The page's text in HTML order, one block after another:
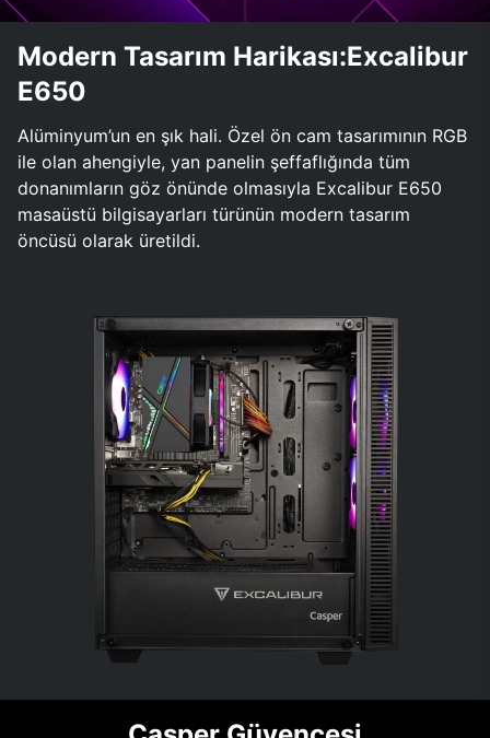
Modern Tasarım Harikası:Excalibur
E650
Alüminyum’un en şık hali. Özel ön cam tasarımının RGB
ile olan ahengiyle, yan panelin şeffaflığında tüm
donanımların göz önünde olmasıyla Excalibur E650
masaüstü bilgisayarları türünün modern tasarım
öncüsü olarak üretildi.